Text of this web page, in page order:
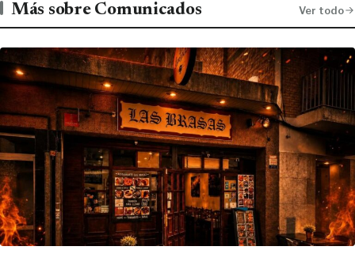
Más sobre Comunicados Ver todo